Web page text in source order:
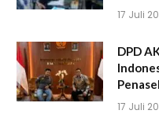
17 Juli
DPD
17 Juli